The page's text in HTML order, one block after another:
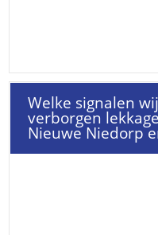
Welke signalen
verborgen
Nieuwe Niedorp